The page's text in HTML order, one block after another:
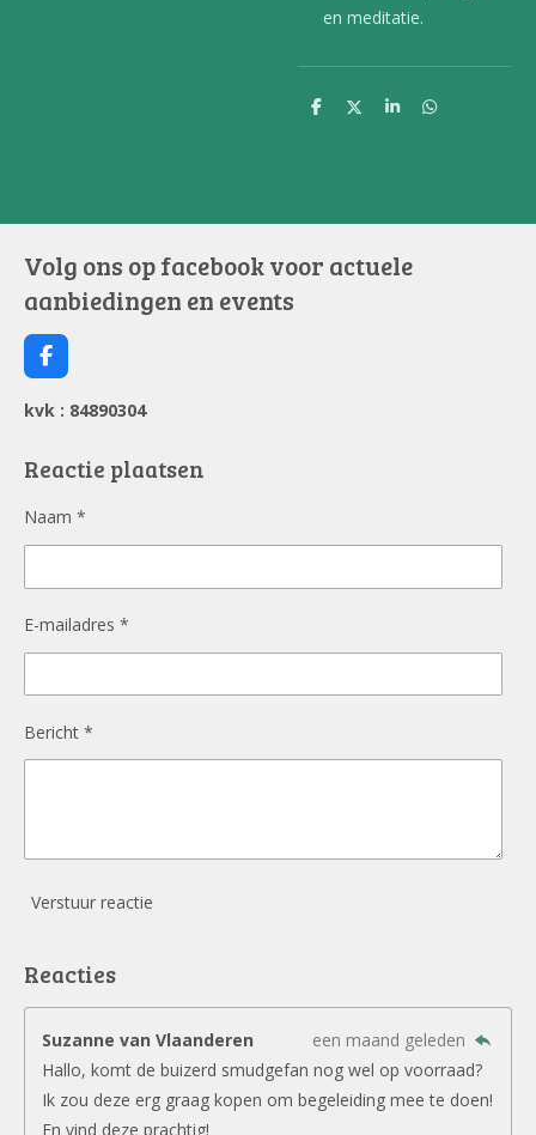
en meditatie.
D
D
S
D
Volg ons op facebook voor actuele
aanbiedingen en events
F
a
c
e
o
kvk : 84890304
Reactie plaatsen
Naam *
E-mailadres *
Bericht *
Verstuur reactie
Reacties
Suzanne van Vlaanderen
een maand geleden
Hallo, komt de buizerd smudgefan nog wel op voorraad?
Ik zou deze erg graag kopen om begeleiding mee te doen!
En vind deze prachtig!